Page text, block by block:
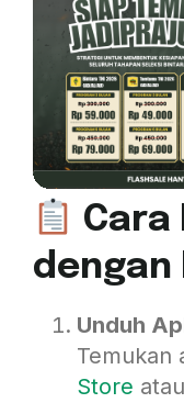
Cara
dengan
Unduh
Temukan
Store atau